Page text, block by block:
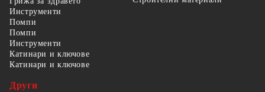
Инструменти
Помпи
Помпи
Инструменти
Катинари и ключове
Катинари и ключове
Други